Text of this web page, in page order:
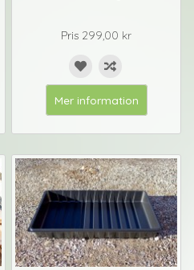
Pris 299,00 kr
Mer information